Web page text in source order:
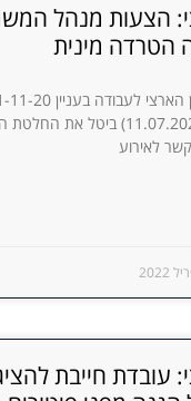
הצעות מנהל
הטרדה מינית
– אלמוני (ניתן ביום 11.07.2021)
לאירוע
עובדת חייבת